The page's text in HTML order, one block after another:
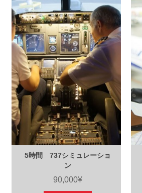
5時間 737シミュレーショ
ン
90,000¥